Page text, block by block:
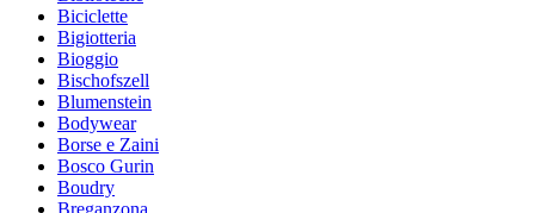
Biciclette
Bigiotteria
Bioggio
Bischofszell
Blumenstein
Bodywear
Borse e Zaini
Bosco Gurin
Boudry